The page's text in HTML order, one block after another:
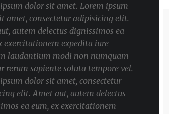
dolor sit amet. Lorem ipsum
amet, consectetur adipisicing elit.
autem delectus dignissimos ea
exercitationem expedita iure
laudantium modi non numquam
rerum sapiente soluta tempore vel.
dolor sit amet, consectetur
elit. Amet aut, autem delectus
ea eum, ex exercitationem